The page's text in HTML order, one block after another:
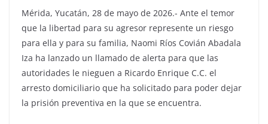
Mérida, Yucatán, 28 de mayo de 2026.- Ante el temor
que la libertad para su agresor represente un riesgo
para ella y para su familia, Naomi Ríos Covián Abadala
Iza ha lanzado un llamado de alerta para que las
autoridades le nieguen a Ricardo Enrique C.C. el
arresto domiciliario que ha solicitado para poder dejar
la prisión preventiva en la que se encuentra.